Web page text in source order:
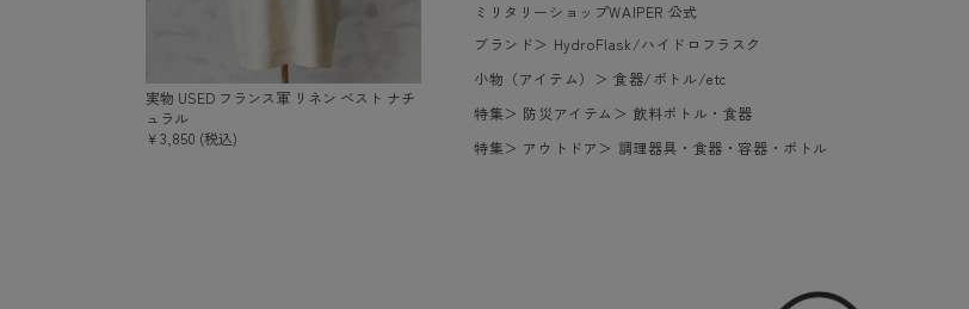
ミリタリーショップWAIPER 公式
ブランド＞ HydroFlask/ハイドロフラスク
小物（アイテム）
＞食器/ボトル/etc
特集＞ 防災アイテム ＞ 飲料ボトル・食器
特集＞ アウトドア ＞ 調理器具・食器・容器・ボトル
実物 USED フランス軍 リネン ベスト ナチ
ュラル
￥3,850 (税込)